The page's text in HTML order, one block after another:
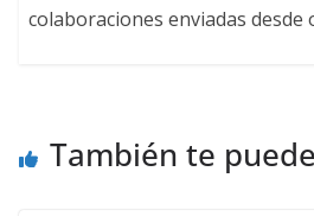
colaboraciones enviadas desde
También te